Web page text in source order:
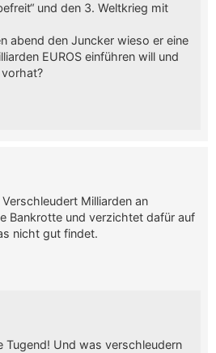
und den 3. Weltkrieg mit
abend den Juncker wieso er eine
EUROS einführen will und
Milliarden an
Bankrotte und verzichtet dafür auf
nicht gut findet.
Tugend! Und was verschleudern